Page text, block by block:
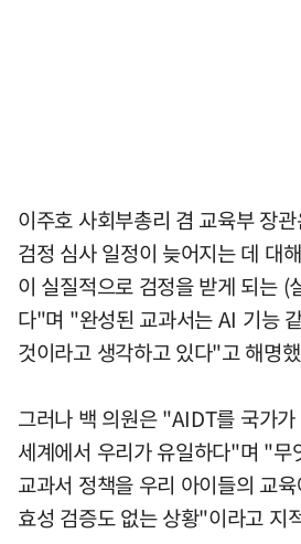
이주호 사회부총리 겸 교육부 장
검정 심사 일정이 늦어지는 데 대
이 실질적으로 검정을 받게 되는 (
다"며 "완성된 교과서는 AI 기능
것이라고 생각하고 있다"고 해명
그러나 백 의원은 "AIDT를 국가
세계에서 우리가 유일하다"며 "무
교과서 정책을 우리 아이들의 교
효성 검증도 없는 상황"이라고 지